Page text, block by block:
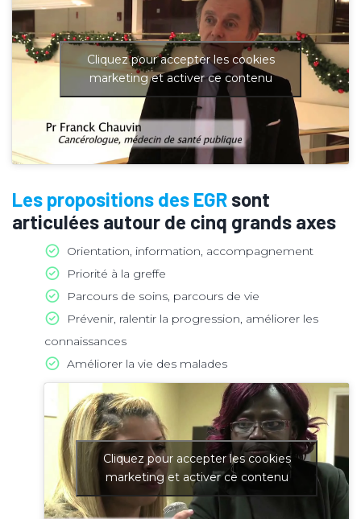
Cliquez pour accepter les cookies
marketing et activer ce contenu
Les propositions des EGR sont
articulées autour de cinq grands axes
Orientation, information, accompagnement
Priorité à la greffe
Parcours de soins, parcours de vie
Prévenir, ralentir la progression, améliorer les
connaissances
Améliorer la vie des malades
Cliquez pour accepter les cookies
marketing et activer ce contenu